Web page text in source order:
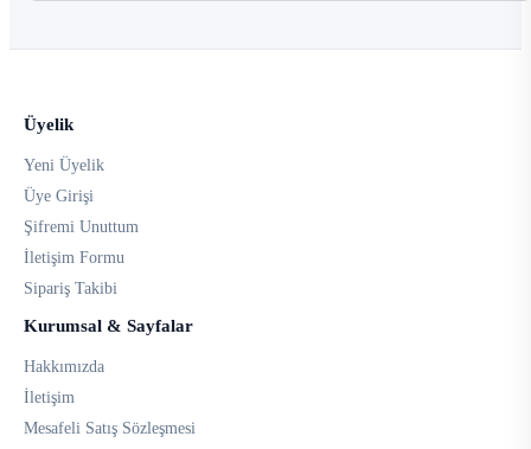
Üyelik
Yeni Üyelik
Üye Girişi
Şifremi Unuttum
İletişim Formu
Sipariş Takibi
Kurumsal & Sayfalar
Hakkımızda
İletişim
Mesafeli Satış Sözleşmesi